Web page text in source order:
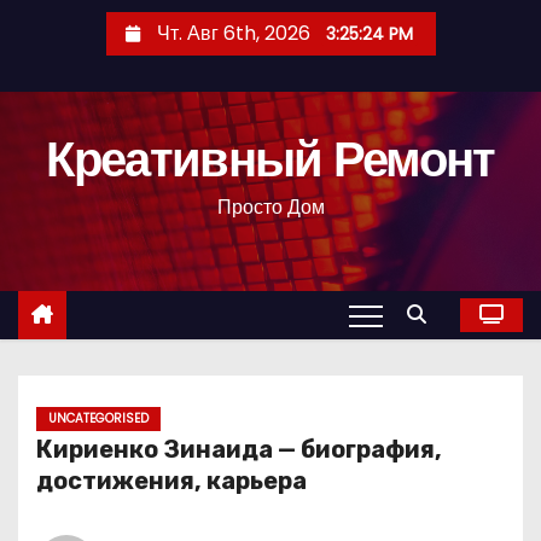
с
Чт. Авг 6th, 2026 3:25:25 PM
Креативный Ремонт
Просто Дом
UNCATEGORISED
Кириенко Зинаида — биография,
достижения, карьера